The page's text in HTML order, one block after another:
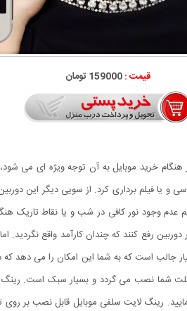
قیمت :159000 تومان
خرید موبایل به آن توجه ویژه ای می
و یا فیلم برداری کرد. از سویی دیگر این
عدم وجود نور کافی در شب و یا نقاط تاریک
رفع کنند که چندان کارآمد واقع
است که به شما این امکان را می دهد که
رینگ لایت سلفی موبایل قابل نصب بر